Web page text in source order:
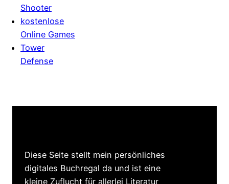
Shooter
kostenlose
Online Games
Tower
Defense
Diese Seite stellt mein persönliches
digitales Buchregal da und ist eine
kleine Zuflucht für allerlei Literatur